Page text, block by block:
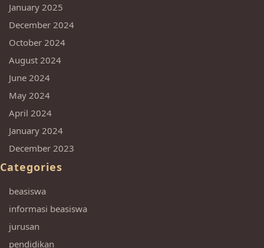
January 2025
December 2024
October 2024
August 2024
June 2024
May 2024
April 2024
January 2024
December 2023
Categories
beasiswa
informasi beasiswa
jurusan
pendidikan